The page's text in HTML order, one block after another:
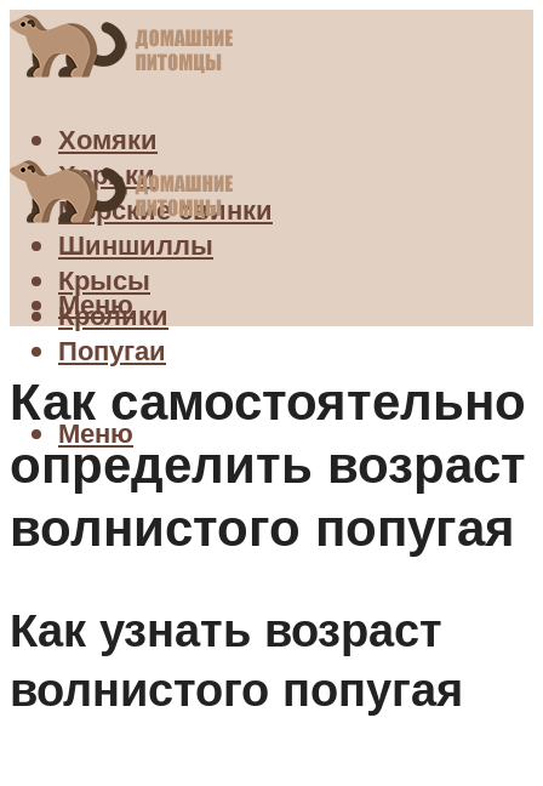
Хомяки
Хорьки
Морские свинки
Шиншиллы
Крысы
Кролики
Попугаи
Меню
Меню
Как самостоятельно
определить возраст
волнистого попугая
Как узнать возраст
волнистого попугая